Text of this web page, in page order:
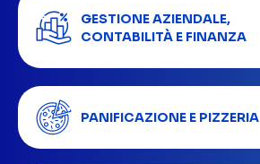
GESTIONE AZIENDALE,
CONTABILITÀ E FINANZA
PANIFICAZIONE E PIZZERIA